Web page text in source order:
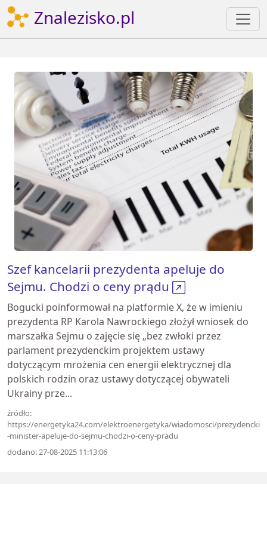
Znalezisko.pl
Szef kancelarii prezydenta apeluje do
Sejmu. Chodzi o ceny prądu
Bogucki poinformował na platformie X, że w imieniu
prezydenta RP Karola Nawrockiego złożył wniosek do
marszałka Sejmu o zajęcie się „bez zwłoki przez
parlament prezydenckim projektem ustawy
dotyczącym mrożenia cen energii elektrycznej dla
polskich rodzin oraz ustawy dotyczącej obywateli
Ukrainy prze...
źródło:
https://energetyka24.com/elektroenergetyka/wiadomosci/prezydencki
-minister-apeluje-do-sejmu-chodzi-o-ceny-pradu
dodano: 27-08-2025 11:13:06